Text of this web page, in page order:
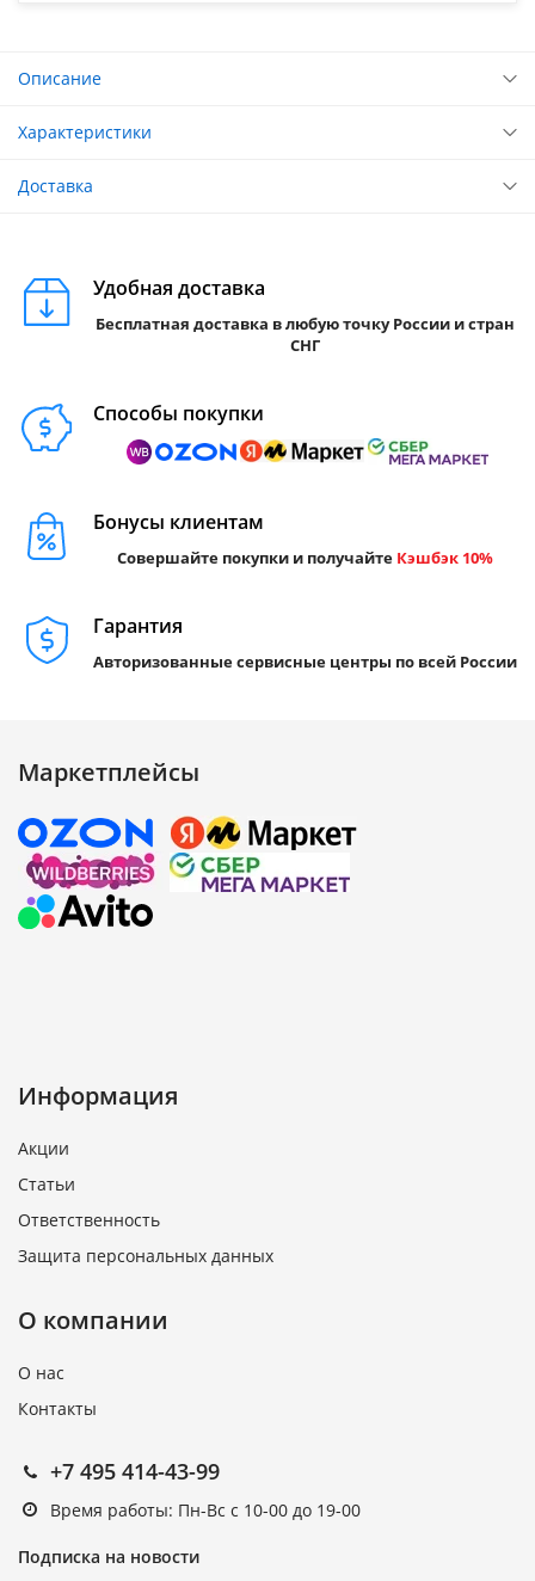
Описание
Характеристики
Доставка
Удобная доставка
Бесплатная доставка в любую точку России и стран
СНГ
Способы покупки
Бонусы клиентам
Совершайте покупки и получайте Кэшбэк 10%
Гарантия
Авторизованные сервисные центры по всей России
Маркетплейсы
Информация
Акции
Статьи
Ответственность
Защита персональных данных
О компании
О нас
Контакты
+7 495 414-43-99
Время работы: Пн-Вс с 10-00 до 19-00
Подписка на новости